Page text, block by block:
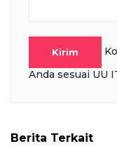
Kirim
Anda sesuai UU
Berita Terkait